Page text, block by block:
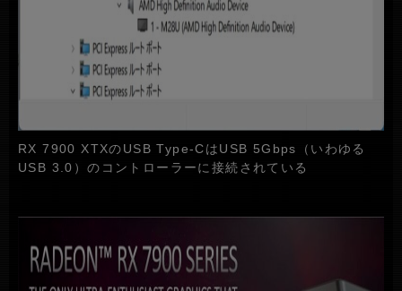
RX 7900 XTXのUSB Type-CはUSB 5Gbps（いわゆる
USB 3.0）のコントローラーに接続されている